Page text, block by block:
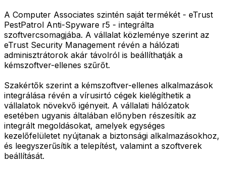
A Computer Associates szintén saját termékét - eTrust
PestPatrol Anti-Spyware r5 - integrálta
szoftvercsomagjába. A vállalat közleménye szerint az
eTrust Security Management révén a hálózati
adminisztrátorok akár távolról is beállíthatják a
kémszoftver-ellenes szűrőt.
Szakértők szerint a kémszoftver-ellenes alkalmazások
integrálása révén a vírusirtó cégek kielégíthetik a
vállalatok növekvő igényeit. A vállalati hálózatok
esetében ugyanis általában előnyben részesítik az
integrált megoldásokat, amelyek egységes
kezelőfelületet nyújtanak a biztonsági alkalmazásokhoz,
és leegyszerűsítik a telepítést, valamint a szoftverek
beállítását.